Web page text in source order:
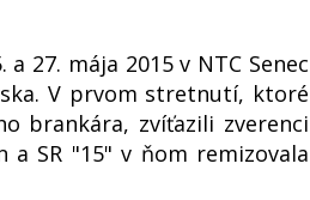
27. mája 2015 v NTC Senec
V prvom stretnutí, ktoré
brankára, zvíťazili zverenci
a SR "15" v ňom remizovala